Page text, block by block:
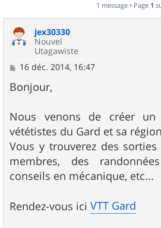
1 message • Page 1
jex30330
Nouvel
Utagawiste
M
s
s
g
e
16 déc. 2014, 16:47
Bonjour,
Nous venons de créer
vététistes du Gard et sa
Vous y trouverez des
membres, des
conseils en mécanique, etc...
Rendez-vous ici VTT Gard